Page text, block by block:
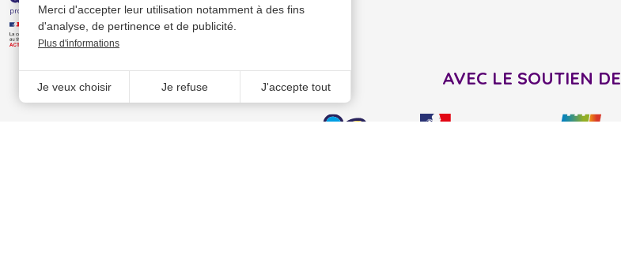
Merci d'accepter leur utilisation notamment à des fins
d'analyse, de pertinence et de publicité.
Plus d'informations
Je veux choisir Je refuse J'accepte tout AVEC LE SOUTIEN DE